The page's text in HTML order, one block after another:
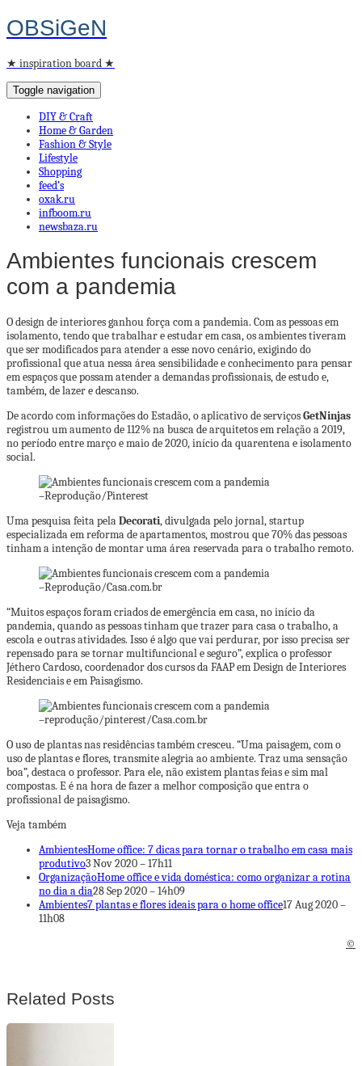
OBSiGeN
★ inspiration board ★
Toggle navigation
DIY & Craft
Home & Garden
Fashion & Style
Lifestyle
Shopping
feed’s
oxak.ru
infboom.ru
newsbaza.ru
Ambientes funcionais crescem
com a pandemia
O design de interiores ganhou força com a pandemia. Com as pessoas em
isolamento, tendo que trabalhar e estudar em casa, os ambientes tiveram
que ser modificados para atender a esse novo cenário, exigindo do
profissional que atua nessa área sensibilidade e conhecimento para pensar
em espaços que possam atender a demandas profissionais, de estudo e,
também, de lazer e descanso.
De acordo com informações do Estadão, o aplicativo de serviçosGetNinjas
registrou um aumento de 112% na busca de arquitetos em relação a 2019,
no período entre março e maio de 2020, início da quarentena e isolamento
social.
–Reprodução/Pinterest
Uma pesquisa feita pelaDecorati, divulgada pelo jornal, startup
especializada em reforma de apartamentos, mostrou que 70% das pessoas
tinham a intenção de montar uma área reservada para o trabalho remoto.
–Reprodução/Casa.com.br
“Muitos espaços foram criados de emergência em casa, no início da
pandemia, quando as pessoas tinham que trazer para casa o trabalho, a
escola e outras atividades. Isso é algo que vai perdurar, por isso precisa ser
repensado para se tornar multifuncional e seguro”, explica o professor
Jéthero Cardoso, coordenador dos cursos da FAAP em Design de Interiores
Residenciais e em Paisagismo.
–reprodução/pinterest/Casa.com.br
O uso de plantas nas residências também cresceu. “Uma paisagem, com o
uso de plantas e flores, transmite alegria ao ambiente. Traz uma sensação
boa”, destaca o professor. Para ele, não existem plantas feias e sim mal
compostas. E é na hora de fazer a melhor composição que entra o
profissional de paisagismo.
Veja também
AmbientesHome office: 7 dicas para tornar o trabalho em casa mais
produtivo3 Nov 2020 – 17h11
OrganizaçãoHome office e vida doméstica: como organizar a rotina
no dia a dia28 Sep 2020 – 14h09
Ambientes7 plantas e flores ideais para o home office17 Aug 2020 –
11h08
©
Related Posts